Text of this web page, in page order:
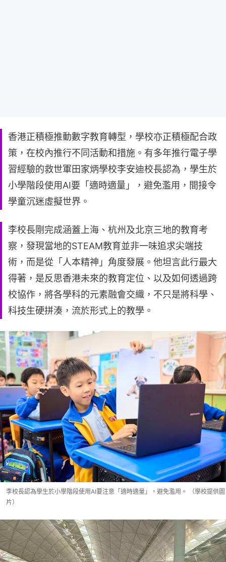
香港正積極推動數字教育轉型，學校亦正積極配合政
策，在校內推行不同活動和措施。有多年推行電子學
習經驗的救世軍田家炳學校李安迪校長認為，學生於
小學階段使用AI要「適時適量」，避免濫用，間接令
學童沉迷虛擬世界。
李校長剛完成涵蓋上海、杭州及北京三地的教育考
察，發現當地的STEAM教育並非一味追求尖端技
術，而是從「人本精神」角度發展。他坦言此行最大
得著，是反思香港未來的教育定位、以及如何透過跨
校協作，將各學科的元素融會交織，不只是將科學、
科技生硬拼湊，流於形式上的教學。
李校長認為學生於小學階段使用AI要注意「適時適量」，避免濫用。 （學校提供圖
片）